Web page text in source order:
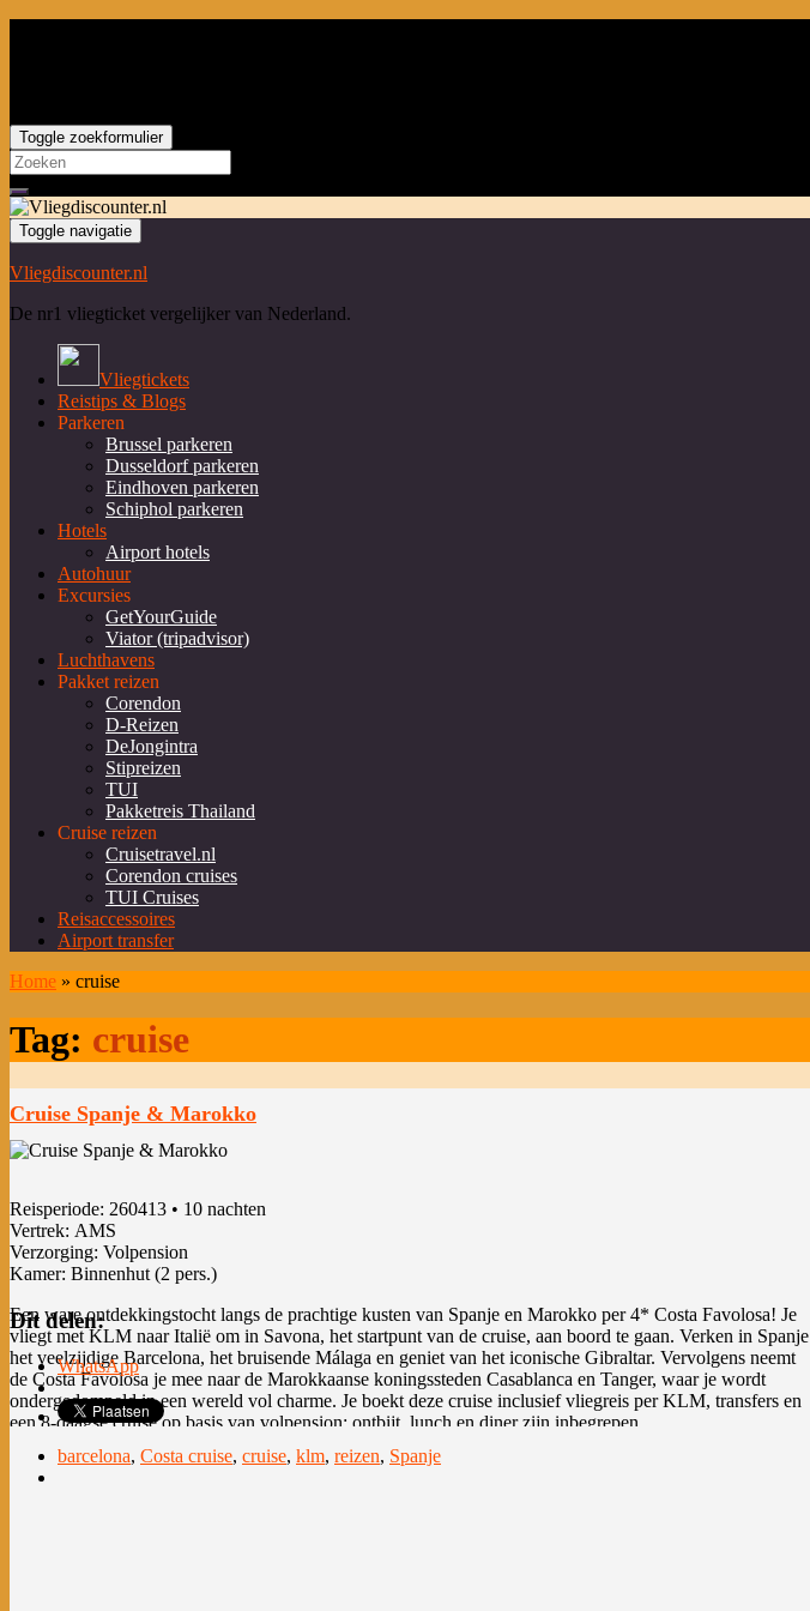
Toggle zoekformulier
Search
for:
Toggle navigatie
Vliegdiscounter.nl
De nr1 vliegticket vergelijker van Nederland.
Vliegtickets
Reistips & Blogs
Parkeren
Brussel parkeren
Dusseldorf parkeren
Eindhoven parkeren
Schiphol parkeren
Hotels
Airport hotels
Autohuur
Excursies
GetYourGuide
Viator (tripadvisor)
Luchthavens
Pakket reizen
Corendon
D-Reizen
DeJongintra
Stipreizen
TUI
Pakketreis Thailand
Cruise reizen
Cruisetravel.nl
Corendon cruises
TUI Cruises
Reisaccessoires
Airport transfer
Home » cruise
Tag: cruise
Cruise Spanje & Marokko
Reisperiode: 260413 • 10 nachten
Vertrek: AMS
Verzorging: Volpension
Kamer: Binnenhut (2 pers.)
Een ware ontdekkingstocht langs de prachtige kusten van Spanje en Marokko per 4* Costa Favolosa! Je
vliegt met KLM naar Italië om in Savona, het startpunt van de cruise, aan boord te gaan. Verken in Spanje
het veelzijdige Barcelona, het bruisende Málaga en geniet van het iconische Gibraltar. Vervolgens neemt
de Costa Favolosa je mee naar de Marokkaanse koningssteden Casablanca en Tanger, waar je wordt
ondergedompeld in een wereld vol charme. Je boekt deze cruise inclusief vliegreis per KLM, transfers en
een 8-daagse cruise op basis van volpension; ontbijt, lunch en diner zijn inbegrepen.
Daarnaast zijn ook de fooien/Hotel Service Charge t.w.v. € 110,- per persoon inbegrepen. Deze unieke
reis vertrekt alléén op 13 april 2026. Voor het exacte vaarschema verwijzen wij je naar het tabblad
Dit delen:
WhatsApp
barcelona, Costa cruise, cruise, klm, reizen, Spanje